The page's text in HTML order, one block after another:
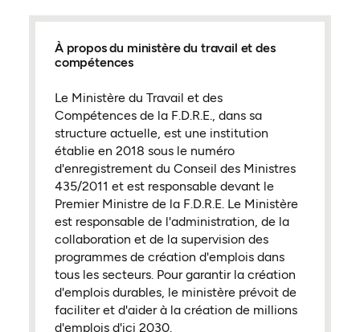
À propos du ministère du travail et des
compétences
Le Ministère du Travail et des
Compétences de la F.D.R.E., dans sa
structure actuelle, est une institution
établie en 2018 sous le numéro
d'enregistrement du Conseil des Ministres
435/2011 et est responsable devant le
Premier Ministre de la F.D.R.E. Le Ministère
est responsable de l'administration, de la
collaboration et de la supervision des
programmes de création d'emplois dans
tous les secteurs. Pour garantir la création
d'emplois durables, le ministère prévoit de
faciliter et d'aider à la création de millions
d'emplois d'ici 2030.